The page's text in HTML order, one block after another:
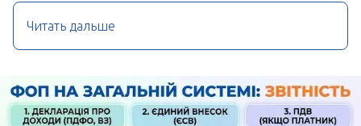
Читать дальше